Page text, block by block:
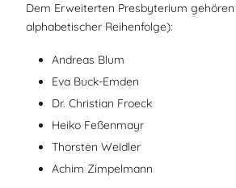
Dem Erweiterten Presbyterium
alphabetischer Reihenfolge):
Andreas Blum
Eva Buck-Emden
Dr. Christian Froeck
Heiko Feßenmayr
Thorsten Weidler
Achim Zimpelmann